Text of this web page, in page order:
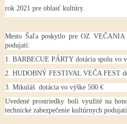
rok 2021 pre oblasť kultúry.
Mesto Šaľa poskytlo pre OZ VEČANIA
podujatí:
1. BARBECUE PÁRTY dotácia spolu vo
2. HUDOBNÝ FESTIVAL VEČA FEST
3. Mikuláš dotácia vo výške 500 €
Uvedené prostriedky boli využité na
technické zabezpečenie kultúrnych